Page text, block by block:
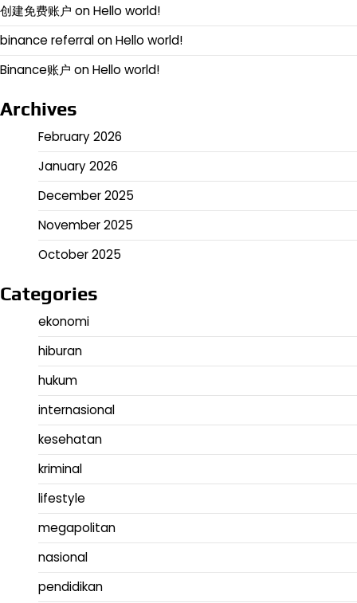
创建免费账户 onHello world!
binance referralonHello world!
Binance账户 onHello world!
Archives
February 2026
January 2026
December 2025
November 2025
October 2025
Categories
ekonomi
hiburan
hukum
internasional
kesehatan
kriminal
lifestyle
megapolitan
nasional
pendidikan